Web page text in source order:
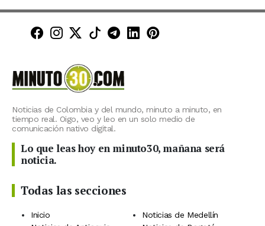
Minuto30 en Facebook
Minuto30 en Instagram
Minuto30 en X (Twitter)
Minuto30 en TikTok
Canal de Minuto30 en
Minuto30 en LinkedIn
Minuto30 en
Noticias de Colombia y del mundo, minuto a minuto, en
tiempo real. Oigo, veo y leo en un solo medio de
comunicación nativo digital.
Lo que leas hoy en minuto30, mañana será
noticia.
Todas las secciones
Inicio
Noticias de Medellín